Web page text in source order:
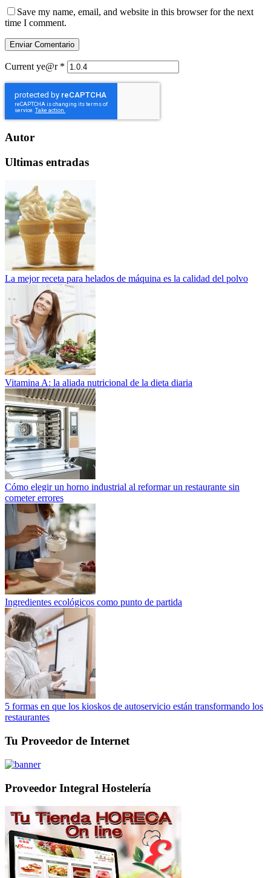
Save my name, email, and website in this browser for the next
time I comment.
Current ye@r *
Autor
Ultimas entradas
La mejor receta para helados de máquina es la calidad del polvo
Vitamina A: la aliada nutricional de la dieta diaria
Cómo elegir un horno industrial al reformar un restaurante sin
cometer errores
Ingredientes ecológicos como punto de partida
5 formas en que los kioskos de autoservicio están transformando los
restaurantes
Tu Proveedor de Internet
Proveedor Integral Hostelería